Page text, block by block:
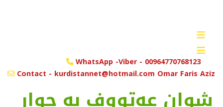
≡
≡
WhatsApp -Viber - 00964770768123
Contact - kurdistannet@hotmail.com Omar Faris Aziz
شوان عەتووف به چوار